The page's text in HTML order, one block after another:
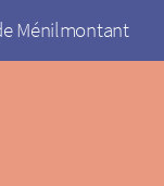
Ménilmontant